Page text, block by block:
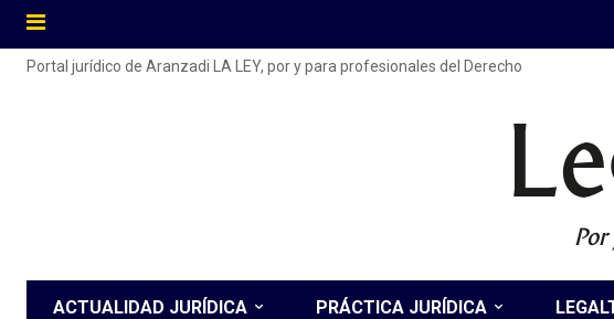
Portal jurídico de Aranzadi LA LEY, por y para profesionales del Derecho
Por
ACTUALIDAD JURÍDICA PRÁCTICA JURÍDICA